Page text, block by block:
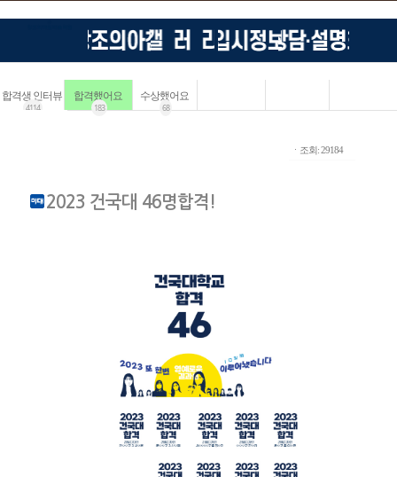
합격생 인터뷰
4114
합격했어요
183
수상했어요
68
ㆍ조회: 29184
2023 건국대 46명합격!